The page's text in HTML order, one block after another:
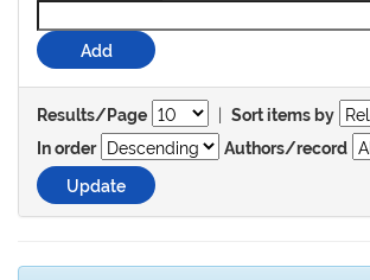
Results/Page | Sort items by
In order
Authors/record